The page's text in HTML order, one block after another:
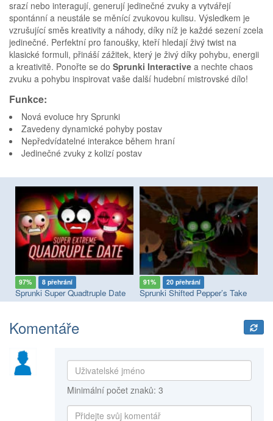
srazí nebo interagují, generují jedinečné zvuky a vytvářejí
spontánní a neustále se měnící zvukovou kulisu. Výsledkem je
vzrušující směs kreativity a náhody, díky níž je každé sezení zcela
jedinečné. Perfektní pro fanoušky, kteří hledají živý twist na
klasické formuli, přináší zážitek, který je živý díky pohybu, energii
a kreativitě. Ponořte se do Sprunki Interactive a nechte chaos
zvuku a pohybu inspirovat vaše další hudební mistrovské dílo!
Funkce:
Nová evoluce hry Sprunki
Zavedeny dynamické pohyby postav
Nepředvídatelné interakce během hraní
Jedinečné zvuky z kolizí postav
97% 8 přehrání
Sprunki Super Quadtruple Date
91% 20 přehrání
Sprunki Shifted Pepper’s Take
Komentáře
Minimální počet znaků: 3